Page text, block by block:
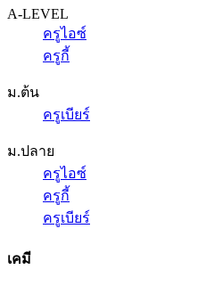
A-LEVEL
ครูไอซ์
ครูกี้
ม.ต้น
ครูเบียร์
ม.ปลาย
ครูไอซ์
ครูกี้
ครูเบียร์
เคมี